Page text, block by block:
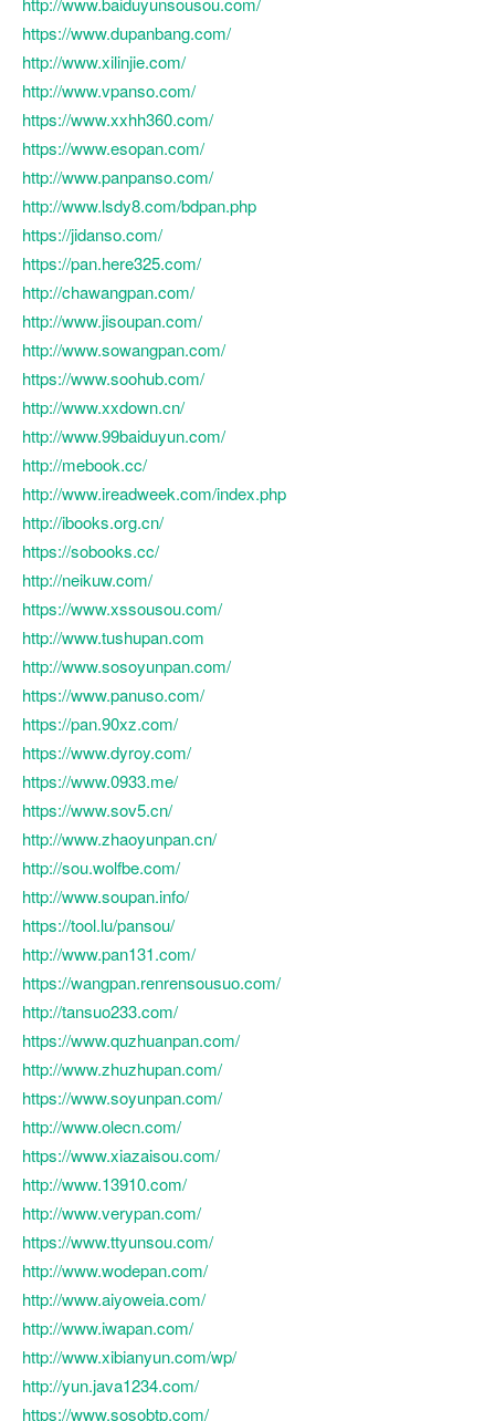
https://www.dupanbang.com/
http://www.xilinjie.com/
http://www.vpanso.com/
https://www.xxhh360.com/
https://www.esopan.com/
http://www.panpanso.com/
http://www.lsdy8.com/bdpan.php
https://jidanso.com/
https://pan.here325.com/
http://chawangpan.com/
http://www.jisoupan.com/
http://www.sowangpan.com/
https://www.soohub.com/
http://www.xxdown.cn/
http://www.99baiduyun.com/
http://mebook.cc/
http://www.ireadweek.com/index.php
http://ibooks.org.cn/
https://sobooks.cc/
http://neikuw.com/
https://www.xssousou.com/
http://www.tushupan.com
http://www.sosoyunpan.com/
https://www.panuso.com/
https://pan.90xz.com/
https://www.dyroy.com/
https://www.0933.me/
https://www.sov5.cn/
http://www.zhaoyunpan.cn/
http://sou.wolfbe.com/
http://www.soupan.info/
https://tool.lu/pansou/
http://www.pan131.com/
https://wangpan.renrensousuo.com/
http://tansuo233.com/
https://www.quzhuanpan.com/
http://www.zhuzhupan.com/
https://www.soyunpan.com/
http://www.olecn.com/
https://www.xiazaisou.com/
http://www.13910.com/
http://www.verypan.com/
https://www.ttyunsou.com/
http://www.wodepan.com/
http://www.aiyoweia.com/
http://www.iwapan.com/
http://www.xibianyun.com/wp/
http://yun.java1234.com/
https://www.sosobtp.com/